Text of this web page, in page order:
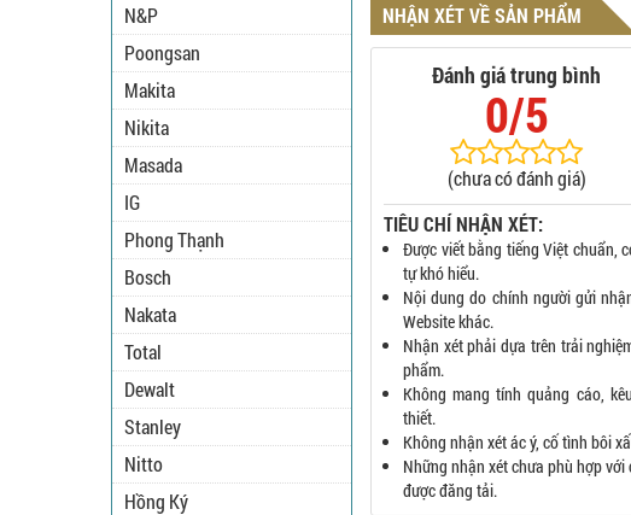
NHẬN XÉT VỀ SẢN PHẨM
Đánh giá trung bình
0/5
(chưa có đánh giá)
TIÊU CHÍ NHẬN XÉT:
Được viết bằng tiếng Việt chuẩn,
tự khó hiểu.
Nội dung do chính người gửi
Website khác.
Nhận xét phải dựa trên trải
phẩm.
Không mang tính quảng cáo,
thiết.
Không nhận xét ác ý, cố tình bôi
Những nhận xét chưa phù hợp
được đăng tải.
N&P
Poongsan
Makita
Nikita
Masada
IG
Phong Thạnh
Bosch
Nakata
Total
Dewalt
Stanley
Nitto
Hồng Ký